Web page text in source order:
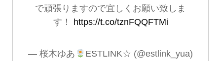
で頑張りますので宜しくお願い致しま
す！ https://t.co/tznFQQFTMi
— 桜木ゆあ ESTLINK☆ (@estlink_yua)